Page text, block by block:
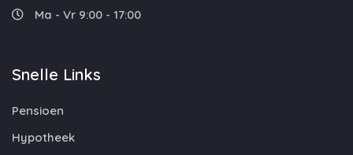
Ma - Vr 9:00 - 17:00
Snelle Links
Pensioen
Hypotheek